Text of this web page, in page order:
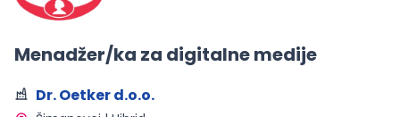
Menadžer/ka za digitalne medije
Dr. Oetker d.o.o.